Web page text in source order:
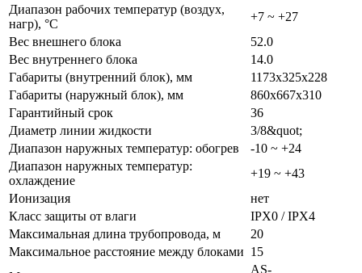
Диапазон рабочих температур (воздух,
нагр), °C
+7 ~ +27
Вес внешнего блока
52.0
Вес внутреннего блока
14.0
Габариты (внутренний блок), мм
1173x325x228
Габариты (наружный блок), мм
860x667x310
Гарантийный срок
36
Диаметр линии жидкости
3/8&quot;
Диапазон наружных температур: обогрев
-10 ~ +24
Диапазон наружных температур:
охлаждение
+19 ~ +43
Ионизация
нет
Класс защиты от влаги
IPX0 / IPX4
Максимальная длина трубопровода, м
20
Максимальное расстояние между блоками 15
AS-